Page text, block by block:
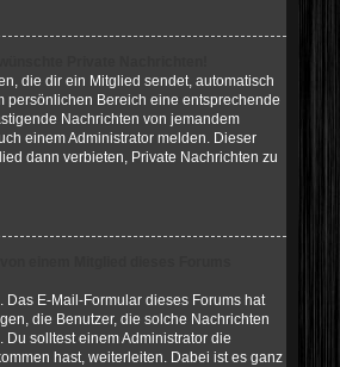
die dir ein Mitglied sendet, automatisch
persönlichen Bereich eine entsprechende
Nachrichten von jemandem
einem Administrator melden. Dieser
dann verbieten, Private Nachrichten zu
Das E-Mail-Formular dieses Forums hat
die Benutzer, die solche Nachrichten
solltest einem Administrator die
hast, weiterleiten. Dabei ist es ganz